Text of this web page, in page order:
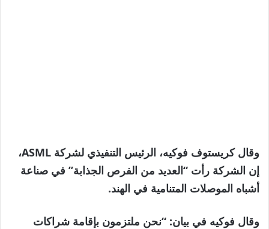
وقال كريستوف فوكيه، الرئيس التنفيذي لشركة ASML،
إن الشركة رأت “العديد من الفرص الجذابة” في صناعة
أشباه الموصلات المتنامية في الهند.
وقال فوكيه في بيان: “نحن ملتزمون بإقامة شراكات